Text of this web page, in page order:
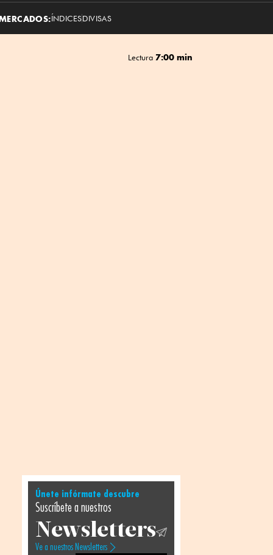
ÍNDICESDIVISAS
Lectura 7:00 min
Únete infórmate descubre
Suscríbete a nuestros
Newsletters
Ve a nuestros Newsletters